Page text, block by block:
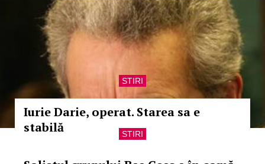
STIRI
Iurie Darie, operat. Starea sa e
stabilă
STIRI